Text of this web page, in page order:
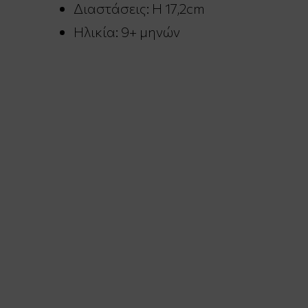
Διαστάσεις: H 17,2cm
Ηλικία: 9+ μηνών